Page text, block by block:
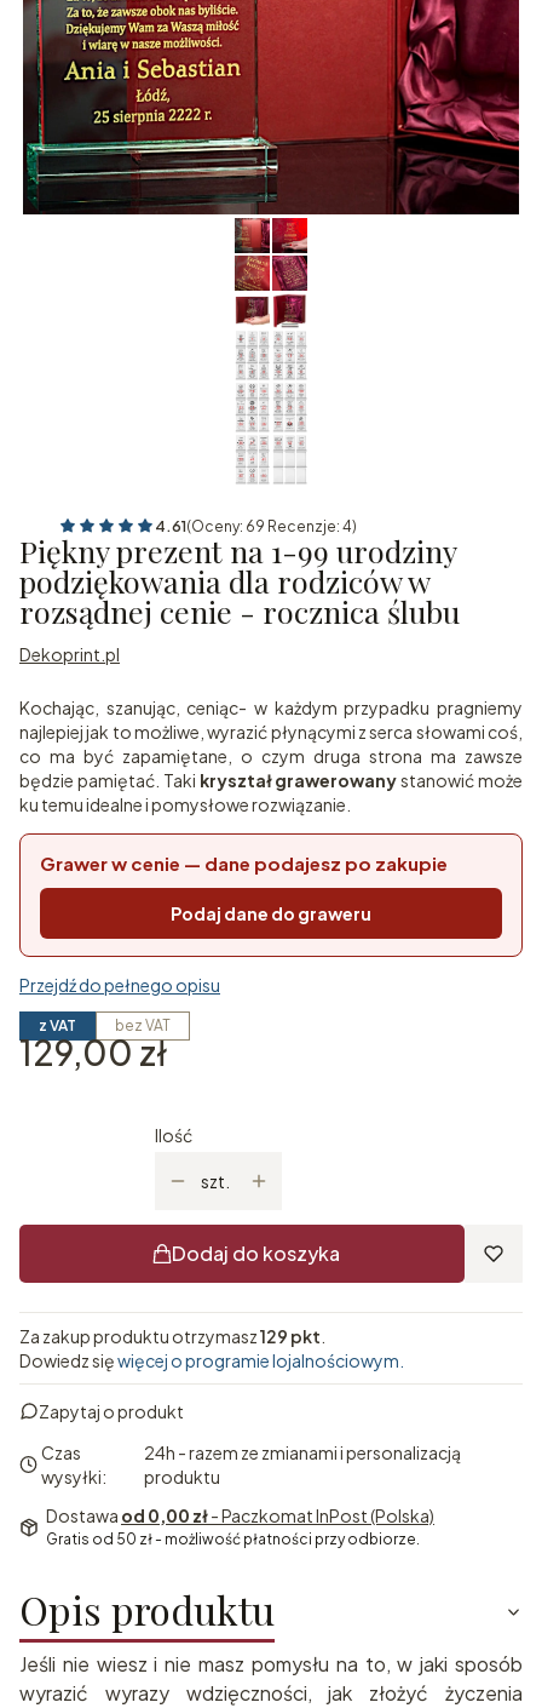
4.61(Oceny: 69 Recenzje: 4)
Piękny prezent na 1-99 urodziny
podziękowania dla rodziców w
rozsądnej cenie - rocznica ślubu
Dekoprint.pl
Kochając, szanując, ceniąc- w każdym przypadku pragniemy
najlepiej jak to możliwe, wyrazić płynącymi z serca słowami coś,
co ma być zapamiętane, o czym druga strona ma zawsze
będzie pamiętać. Taki kryształ grawerowanystanowić może
ku temu idealne i pomysłowe rozwiązanie.
Grawer w cenie — dane podajesz po zakupie
Podaj dane do graweru
Przejdź do pełnego opisu
z VAT bez VAT
Cena
129,00 zł
Ilość
szt.
Dodaj do koszyka
Za zakup produktu otrzymasz129 pkt
Dowiedz sięwięcej o programie lojalnościowym.
Zapytaj o produkt
Czas
wysyłki:
24h - razem ze zmianami i personalizacją
produktu
Dostawa od 0,00 zł- Paczkomat InPost (Polska)
Gratis od 50 zł - możliwość płatności przy odbiorze.
Opis produktu
Jeśli nie wiesz i nie masz pomysłu na to, w jaki sposób
wyrazić wyrazy wdzięczności, jak złożyć życzenia